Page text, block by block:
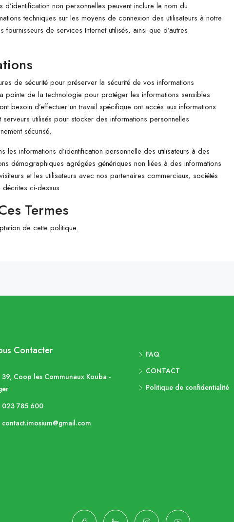
d’identification non personnelles peuvent inclure le nom du
techniques sur les moyens de connexion des utilisateurs à notre
fournisseurs de services Internet utilisés, ainsi que d’autres
de sécurité pour préserver la sécurité de vos informations
pointe de la technologie pour protéger les informations sensibles
besoin d’effectuer un travail spécifique ont accès aux informations
utilisés pour stocker des informations personnelles
sécurisé.
les informations d’identification personnelle des utilisateurs à des
démographiques agrégées génériques non liées à des informations
et les utilisateurs avec nos partenaires commerciaux, sociétés
ci-dessus.
Termes
de cette politique.
Contacter
39, Coop les Communaux Kouba -
023 785 600
contact.imosium@gmail.com
FAQ
CONTACT
Politique de confidentialité